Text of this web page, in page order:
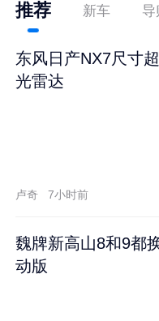
推荐 新车 导
东风日产NX7尺寸
光雷达
卢奇 7小时前
魏牌新高山8和9都
动版